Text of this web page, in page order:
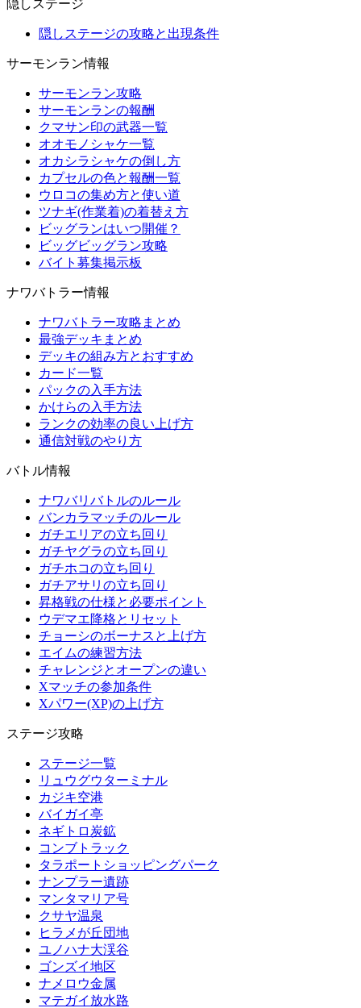
隠しステージ
隠しステージの攻略と出現条件
サーモンラン情報
サーモンラン攻略
サーモンランの報酬
クマサン印の武器一覧
オオモノシャケ一覧
オカシラシャケの倒し方
カプセルの色と報酬一覧
ウロコの集め方と使い道
ツナギ(作業着)の着替え方
ビッグランはいつ開催？
ビッグビッグラン攻略
バイト募集掲示板
ナワバトラー情報
ナワバトラー攻略まとめ
最強デッキまとめ
デッキの組み方とおすすめ
カード一覧
パックの入手方法
かけらの入手方法
ランクの効率の良い上げ方
通信対戦のやり方
バトル情報
ナワバリバトルのルール
バンカラマッチのルール
ガチエリアの立ち回り
ガチヤグラの立ち回り
ガチホコの立ち回り
ガチアサリの立ち回り
昇格戦の仕様と必要ポイント
ウデマエ降格とリセット
チョーシのボーナスと上げ方
エイムの練習方法
チャレンジとオープンの違い
Xマッチの参加条件
Xパワー(XP)の上げ方
ステージ攻略
ステージ一覧
リュウグウターミナル
カジキ空港
バイガイ亭
ネギトロ炭鉱
コンブトラック
タラポートショッピングパーク
ナンプラー遺跡
マンタマリア号
クサヤ温泉
ヒラメが丘団地
ユノハナ大渓谷
ゴンズイ地区
ナメロウ金属
マテガイ放水路